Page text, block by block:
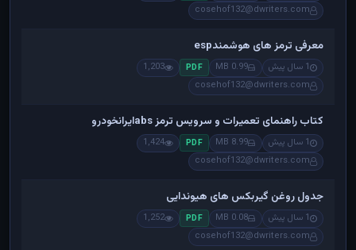
cosehof132@dwriters.com
معرفی ترمز های هوشمندesp
1 سال پیش 0.99 MB
PDF
1,203
cosehof132@dwriters.com
کتاب راهنمای تعمیرات و سرویس ترمز absایرانخودرو
1 سال پیش 8.99 MB
PDF
1,424
cosehof132@dwriters.com
جدول روغن گیربکس های هیوندایی
1 سال پیش 0.08 MB
PDF
1,252
cosehof132@dwriters.com